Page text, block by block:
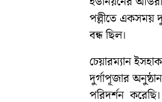
পল্লীতে একসময়
বন্ধ ছিল।
চেয়ারম্যান
দুর্গাপূজার
পরিদর্শন